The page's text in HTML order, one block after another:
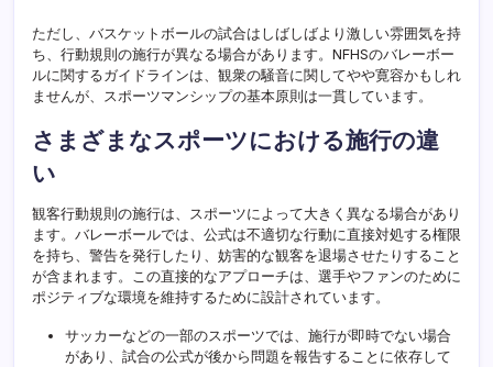
ただし、バスケットボールの試合はしばしばより激しい雰囲気を持
ち、行動規則の施行が異なる場合があります。NFHSのバレーボー
ルに関するガイドラインは、観衆の騒音に関してやや寛容かもしれ
ませんが、スポーツマンシップの基本原則は一貫しています。
さまざまなスポーツにおける施行の違
い
観客行動規則の施行は、スポーツによって大きく異なる場合があり
ます。バレーボールでは、公式は不適切な行動に直接対処する権限
を持ち、警告を発行したり、妨害的な観客を退場させたりすること
が含まれます。この直接的なアプローチは、選手やファンのために
ポジティブな環境を維持するために設計されています。
サッカーなどの一部のスポーツでは、施行が即時でない場合
があり、試合の公式が後から問題を報告することに依存して